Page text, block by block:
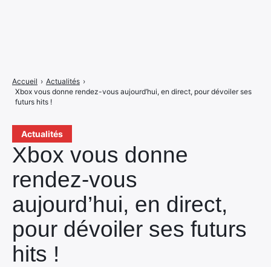
Actualités
Xbox vous donne
rendez-vous
aujourd’hui, en direct,
pour dévoiler ses futurs
hits !
Accueil › Actualités ›
Xbox vous donne rendez-vous aujourd’hui, en direct, pour dévoiler ses
futurs hits !